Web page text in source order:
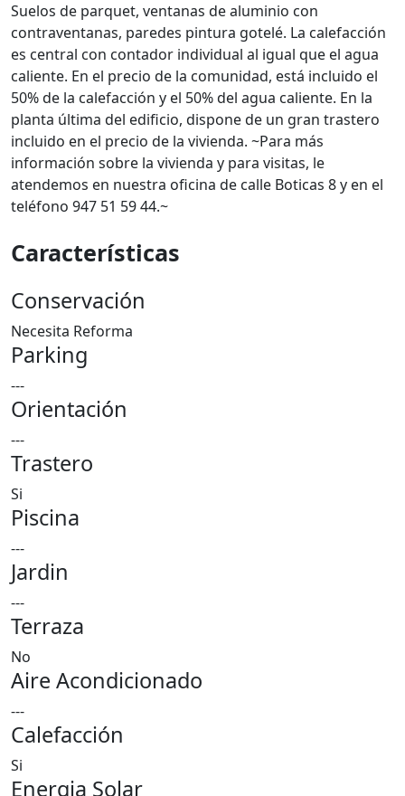
Suelos de parquet, ventanas de aluminio con
contraventanas, paredes pintura gotelé. La calefacción
es central con contador individual al igual que el agua
caliente. En el precio de la comunidad, está incluido el
50% de la calefacción y el 50% del agua caliente. En la
planta última del edificio, dispone de un gran trastero
incluido en el precio de la vivienda. ~Para más
información sobre la vivienda y para visitas, le
atendemos en nuestra oficina de calle Boticas 8 y en el
teléfono 947 51 59 44.~
Características
Conservación
Necesita Reforma
Parking
---
Orientación
---
Trastero
Si
Piscina
---
Jardin
---
Terraza
No
Aire Acondicionado
---
Calefacción
Si
Energia Solar